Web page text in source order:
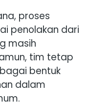
proses
penolakan dari
masih
tim tetap
bentuk
dalam